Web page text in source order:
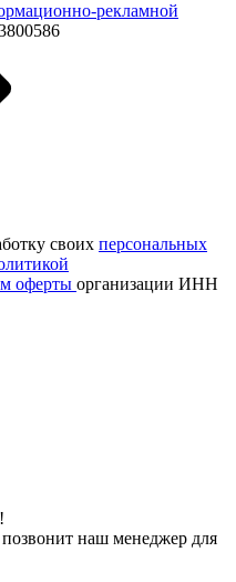
рекламной
своих персональных
оферты организации ИНН
наш менеджер для